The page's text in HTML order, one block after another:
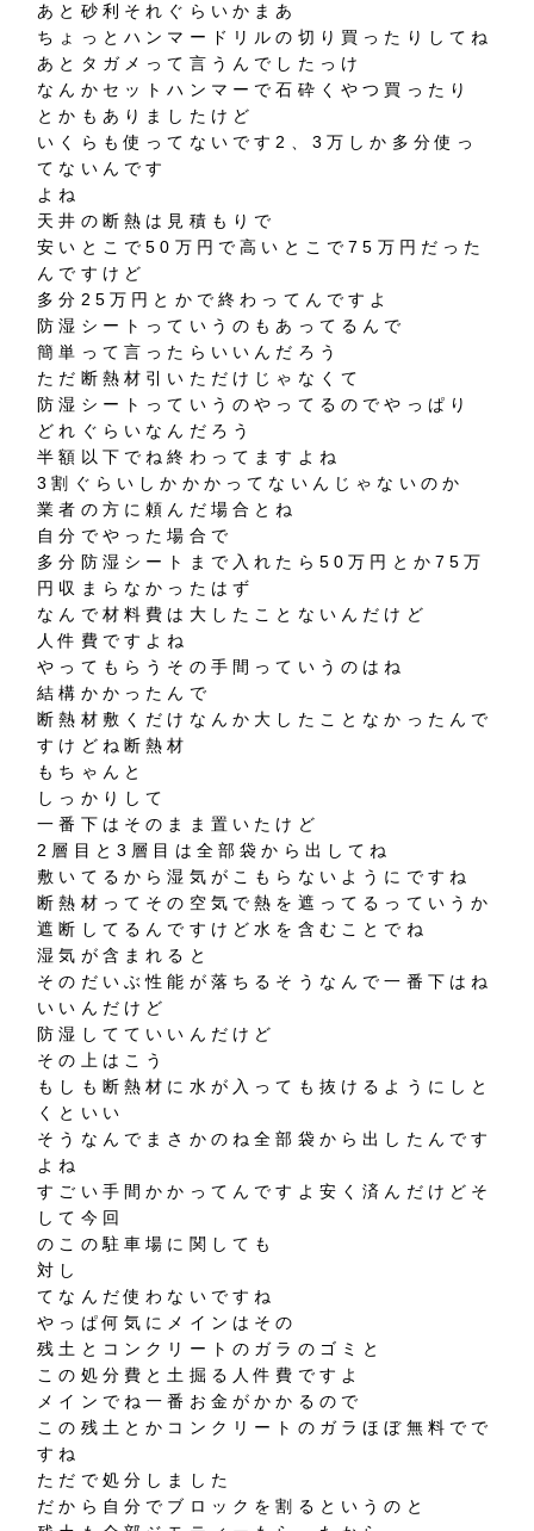
あと砂利それぐらいかまあ
ちょっとハンマードリルの切り買ったりしてね
あとタガメって言うんでしたっけ
なんかセットハンマーで石砕くやつ買ったり
とかもありましたけど
いくらも使ってないです2、3万しか多分使っ
てないんです
よね
天井の断熱は見積もりで
安いとこで50万円で高いとこで75万円だった
んですけど
多分25万円とかで終わってんですよ
防湿シートっていうのもあってるんで
簡単って言ったらいいんだろう
ただ断熱材引いただけじゃなくて
防湿シートっていうのやってるのでやっぱり
どれぐらいなんだろう
半額以下でね終わってますよね
3割ぐらいしかかかってないんじゃないのか
業者の方に頼んだ場合とね
自分でやった場合で
多分防湿シートまで入れたら50万円とか75万
円収まらなかったはず
なんで材料費は大したことないんだけど
人件費ですよね
やってもらうその手間っていうのはね
結構かかったんで
断熱材敷くだけなんか大したことなかったんで
すけどね断熱材
もちゃんと
しっかりして
一番下はそのまま置いたけど
2層目と3層目は全部袋から出してね
敷いてるから湿気がこもらないようにですね
断熱材ってその空気で熱を遮ってるっていうか
遮断してるんですけど水を含むことでね
湿気が含まれると
そのだいぶ性能が落ちるそうなんで一番下はね
いいんだけど
防湿してていいんだけど
その上はこう
もしも断熱材に水が入っても抜けるようにしと
くといい
そうなんでまさかのね全部袋から出したんです
よね
すごい手間かかってんですよ安く済んだけどそ
して今回
のこの駐車場に関しても
対し
てなんだ使わないですね
やっぱ何気にメインはその
残土とコンクリートのガラのゴミと
この処分費と土掘る人件費ですよ
メインでね一番お金がかかるので
この残土とかコンクリートのガラほぼ無料でで
すね
ただで処分しました
だから自分でブロックを割るというのと